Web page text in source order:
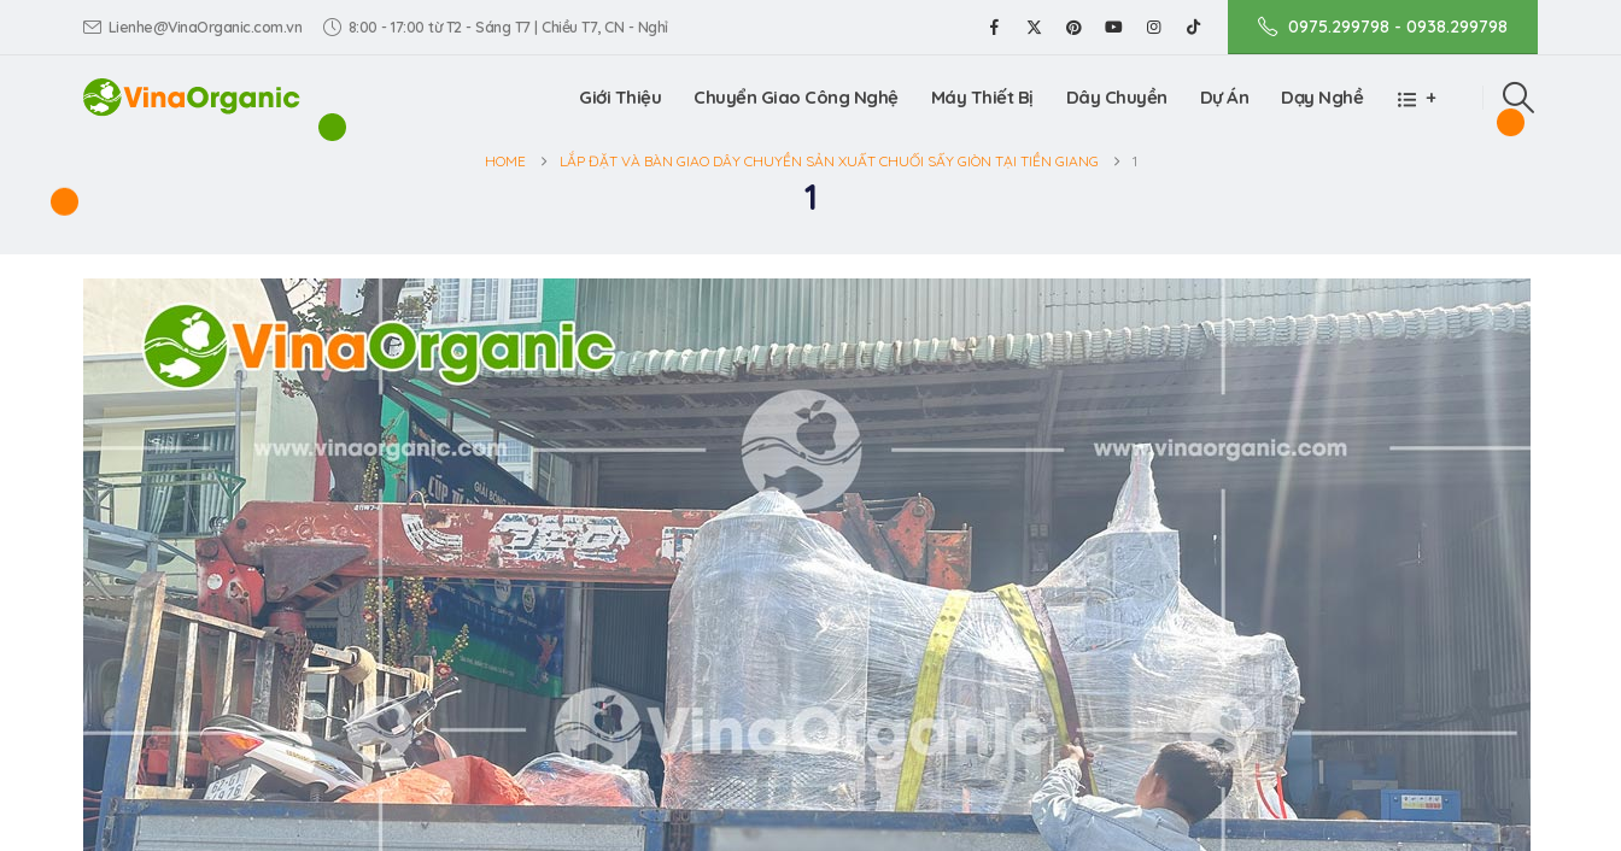
Lienhe@VinaOrganic.com.vn 8:00 - 17:00 từ T2 - Sáng T7 | Chiều T7, CN - Nghỉ 0975.299798 - 0938.299798
Giới Thiệu Chuyển Giao Công Nghệ Máy Thiết Bị Dây Chuyền Dự Án Dạy Nghề +
HOME LẮP ĐẶT VÀ BÀN GIAO DÂY CHUYỀN SẢN XUẤT CHUỐI SẤY GIÒN TẠI TIỀN GIANG 1
1